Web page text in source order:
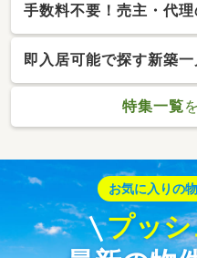
手数料不要！売主・代
即入居可能で探す新築
特集一覧
お気に入りの
プッ